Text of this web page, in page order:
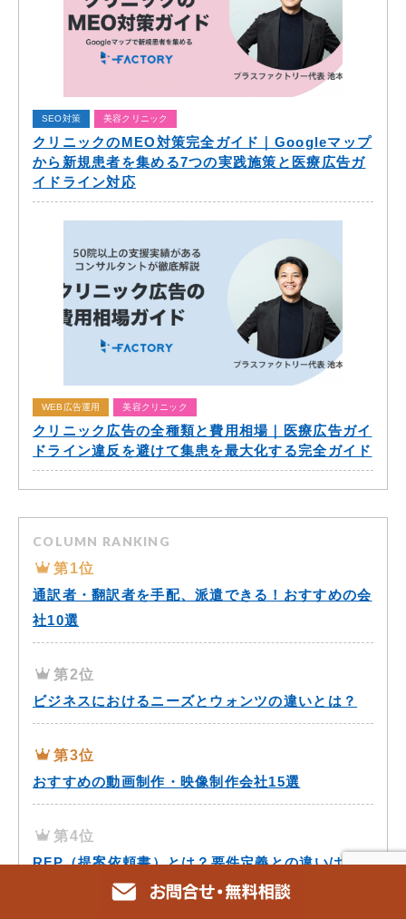
SEO対策 美容クリニック
クリニックのMEO対策完全ガイド｜Googleマップ
から新規患者を集める7つの実践施策と医療広告ガ
イドライン対応
WEB広告運用 美容クリニック
クリニック広告の全種類と費用相場｜医療広告ガイ
ドライン違反を避けて集患を最大化する完全ガイド
COLUMN RANKING
第1位
通訳者・翻訳者を手配、派遣できる！おすすめの会
社10選
第2位
ビジネスにおけるニーズとウォンツの違いとは？
第3位
おすすめの動画制作・映像制作会社15選
第4位
RFP（提案依頼書）とは？要件定義との違いは？